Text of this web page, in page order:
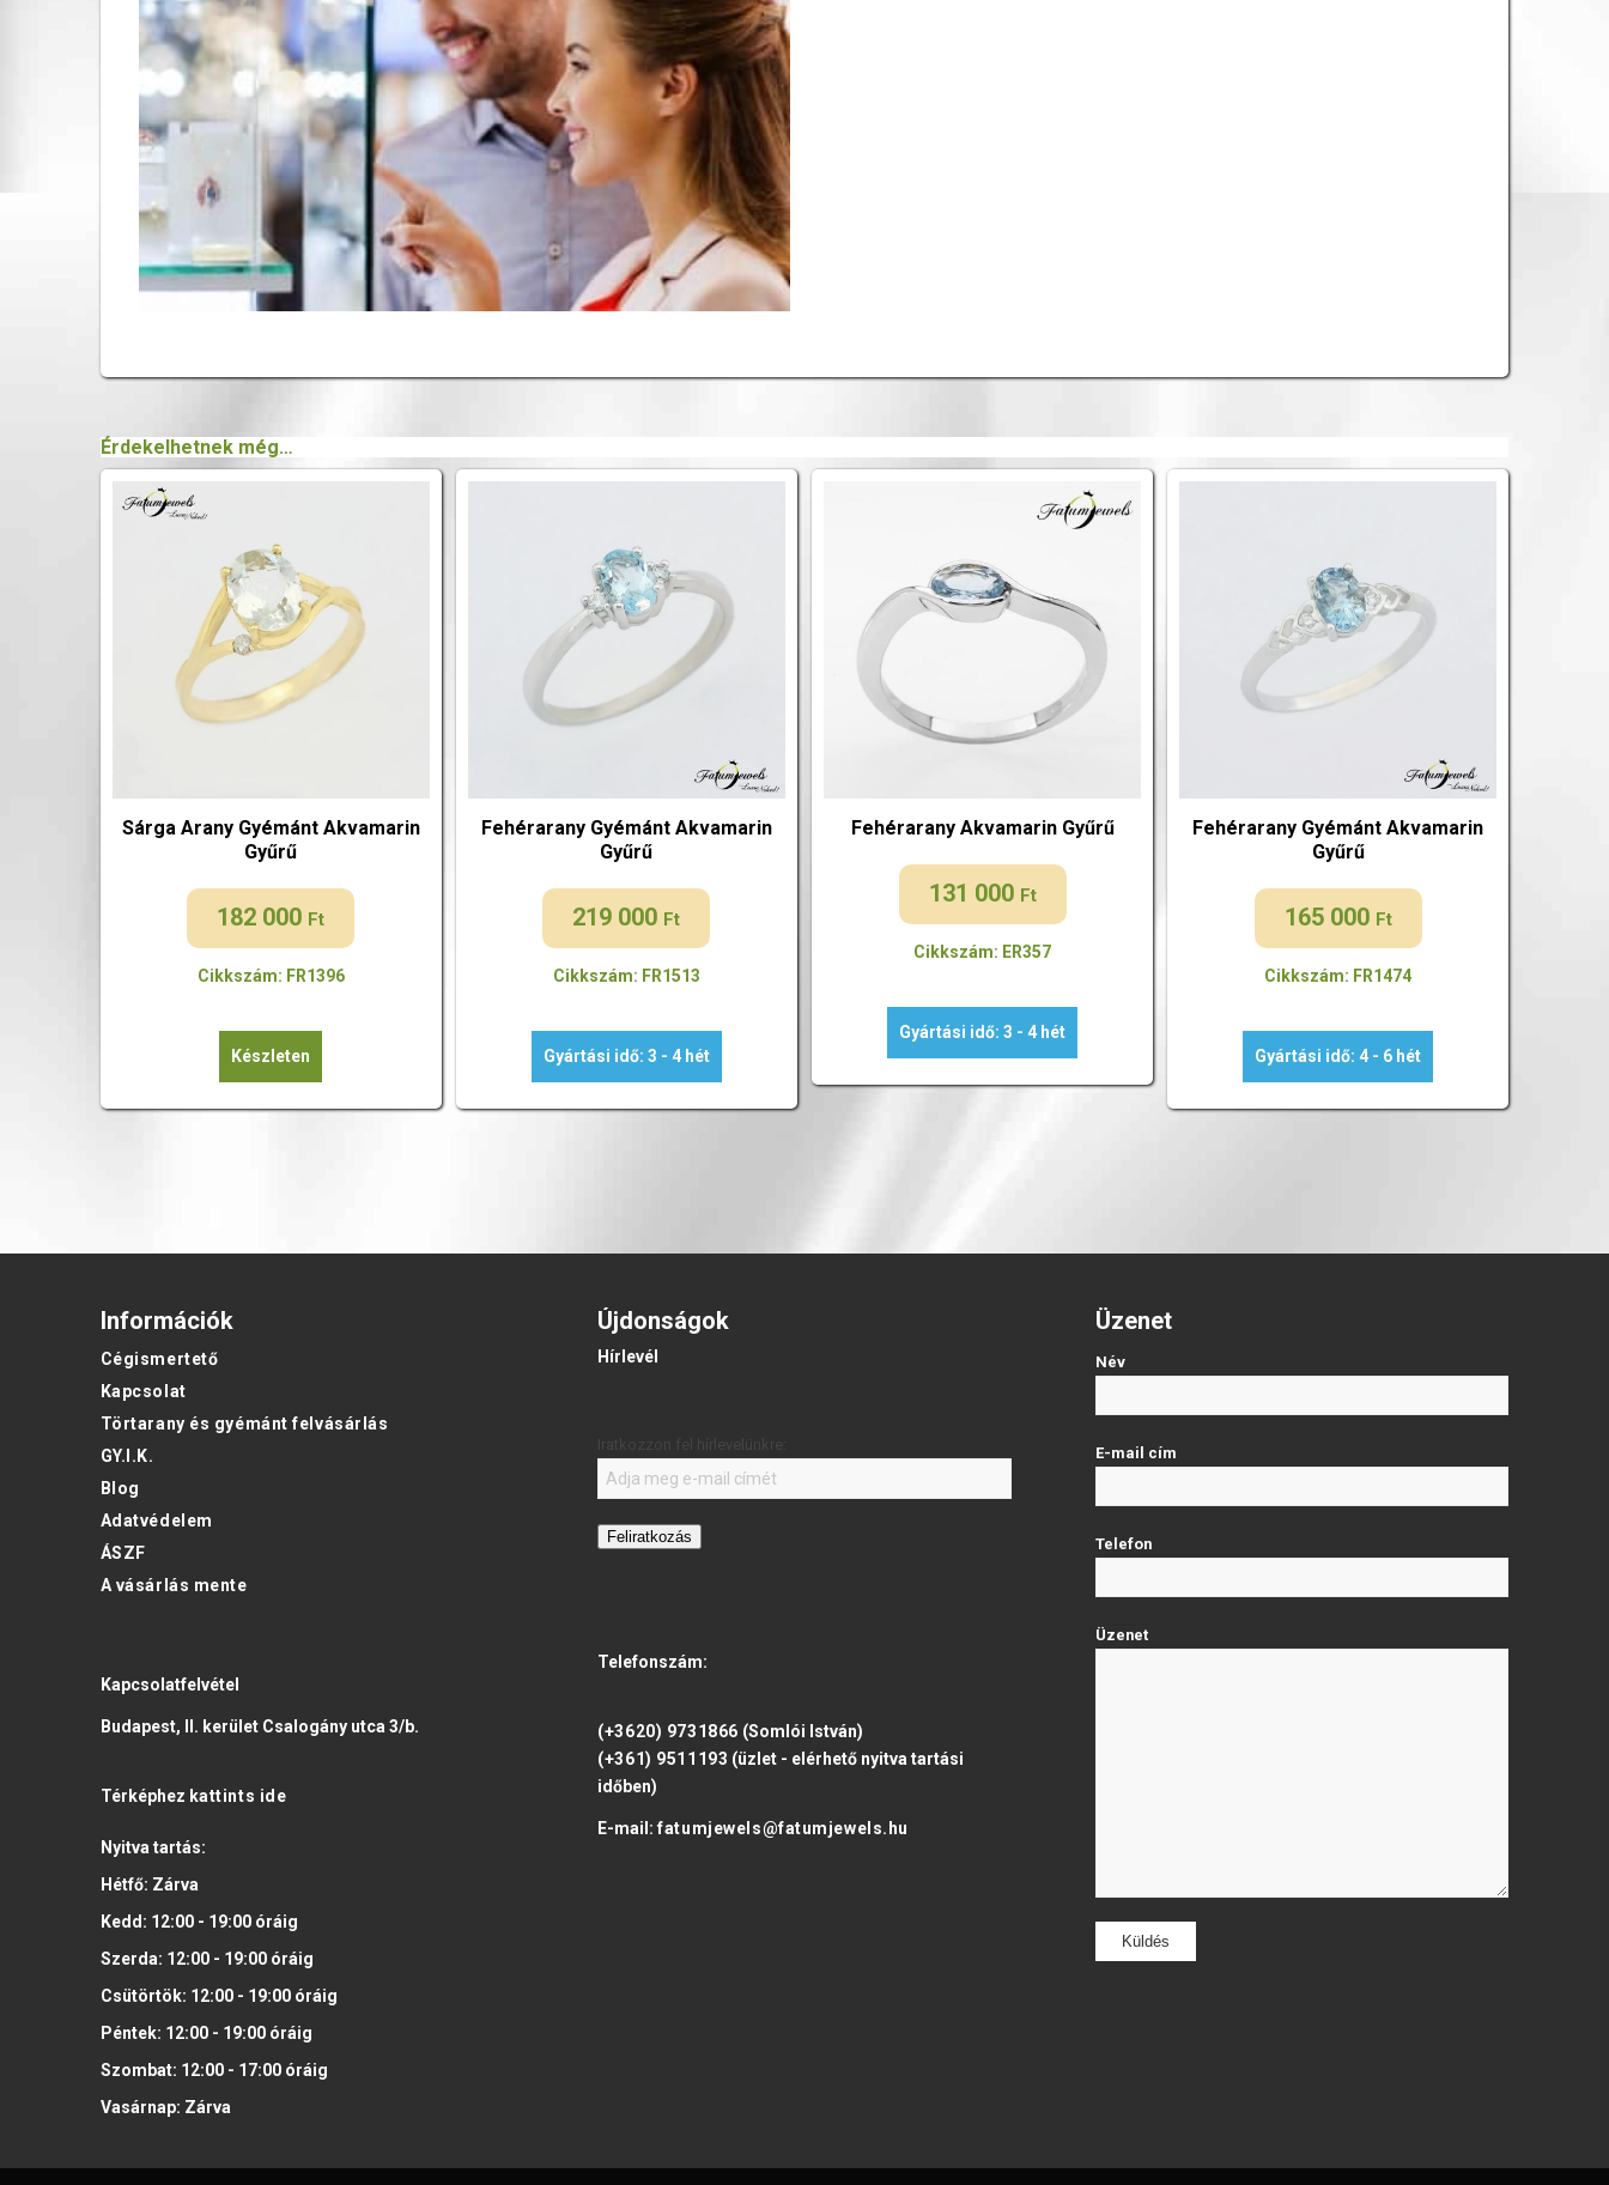
Érdekelhetnek még…
Sárga Arany Gyémánt Akvamarin
Gyűrű
182 000 Ft
Cikkszám: FR1396
Készleten
Fehérarany Gyémánt Akvamarin
Gyűrű
219 000 Ft
Cikkszám: FR1513
Gyártási idő: 3 - 4 hét
Fehérarany Akvamarin Gyűrű
131 000 Ft
Cikkszám: ER357
Gyártási idő: 3 - 4 hét
Fehérarany Gyémánt Akvamarin
Gyűrű
165 000 Ft
Cikkszám: FR1474
Gyártási idő: 4 - 6 hét
Információk
Cégismertető
Kapcsolat
Törtarany és gyémánt felvásárlás
GY.I.K.
Blog
Adatvédelem
ÁSZF
A vásárlás mente
Kapcsolatfelvétel
Budapest, II. kerület Csalogány utca 3/b.
Térképhez kattints ide
Nyitva tartás:
Hétfő: Zárva
Kedd: 12:00 - 19:00óráig
Szerda: 12:00 - 19:00óráig
Csütörtök: 12:00 - 19:00óráig
Péntek: 12:00 - 19:00óráig
Szombat: 12:00 - 17:00óráig
Vasárnap: Zárva
Újdonságok
Hírlevél
Feliratkozás
Telefonszám:
(+3620) 9731866 (Somlói István)
(+361) 9511193 (üzlet - elérhető nyitva tartási
időben)
E-mail:fatumjewels@fatumjewels.hu
Üzenet
Név
E-mail cím
Telefon
Üzenet